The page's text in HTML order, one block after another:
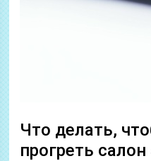
Что делать,
прогреть салон